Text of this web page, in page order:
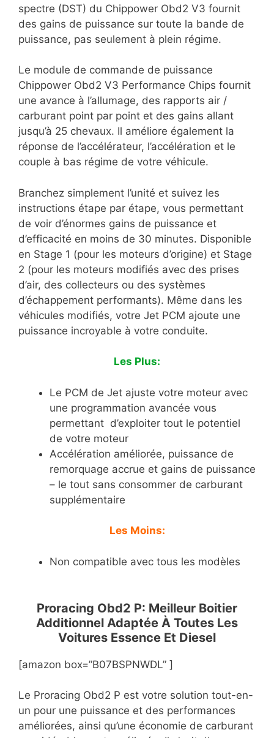
spectre (DST) du Chippower Obd2 V3 fournit
des gains de puissance sur toute la bande de
puissance, pas seulement à plein régime.
Le module de commande de puissance
Chippower Obd2 V3 Performance Chips fournit
une avance à l’allumage, des rapports air /
carburant point par point et des gains allant
jusqu’à 25 chevaux. Il améliore également la
réponse de l’accélérateur, l’accélération et le
couple à bas régime de votre véhicule.
Branchez simplement l’unité et suivez les
instructions étape par étape, vous permettant
de voir d’énormes gains de puissance et
d’efficacité en moins de 30 minutes. Disponible
en Stage 1 (pour les moteurs d’origine) et Stage
2 (pour les moteurs modifiés avec des prises
d’air, des collecteurs ou des systèmes
d’échappement performants). Même dans les
véhicules modifiés, votre Jet PCM ajoute une
puissance incroyable à votre conduite.
Les Plus:
Le PCM de Jet ajuste votre moteur avec
une programmation avancée vous
permettant d’exploiter tout le potentiel
de votre moteur
Accélération améliorée, puissance de
remorquage accrue et gains de puissance
– le tout sans consommer de carburant
supplémentaire
Les Moins:
Non compatible avec tous les modèles
Proracing Obd2 P: Meilleur Boitier
Additionnel Adaptée À Toutes Les
Voitures Essence Et Diesel
[amazon box=”B07BSPNWDL” ]
Le Proracing Obd2 P est votre solution tout-en-
un pour une puissance et des performances
améliorées, ainsi qu’une économie de carburant